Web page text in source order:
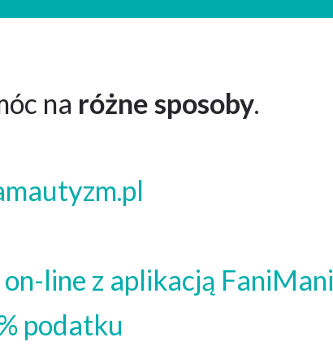
na różne sposoby.
line z aplikacją FaniMani
podatku